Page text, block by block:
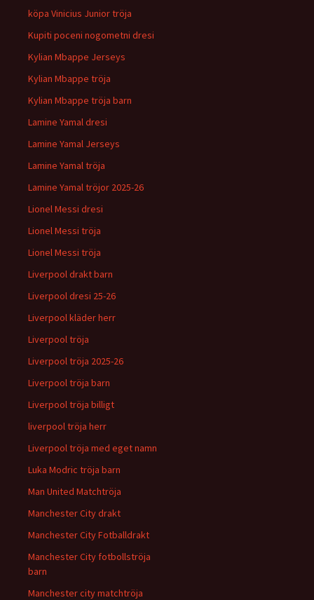
köpa Vinicius Junior tröja
Kupiti poceni nogometni dresi
Kylian Mbappe Jerseys
Kylian Mbappe tröja
Kylian Mbappe tröja barn
Lamine Yamal dresi
Lamine Yamal Jerseys
Lamine Yamal tröja
Lamine Yamal tröjor 2025-26
Lionel Messi dresi
Lionel Messi tröja
Lionel Messi tröja
Liverpool drakt barn
Liverpool dresi 25-26
Liverpool kläder herr
Liverpool tröja
Liverpool tröja 2025-26
Liverpool tröja barn
Liverpool tröja billigt
liverpool tröja herr
Liverpool tröja med eget namn
Luka Modric tröja barn
Man United Matchtröja
Manchester City drakt
Manchester City Fotballdrakt
Manchester City fotbollströja
barn
Manchester city matchtröja